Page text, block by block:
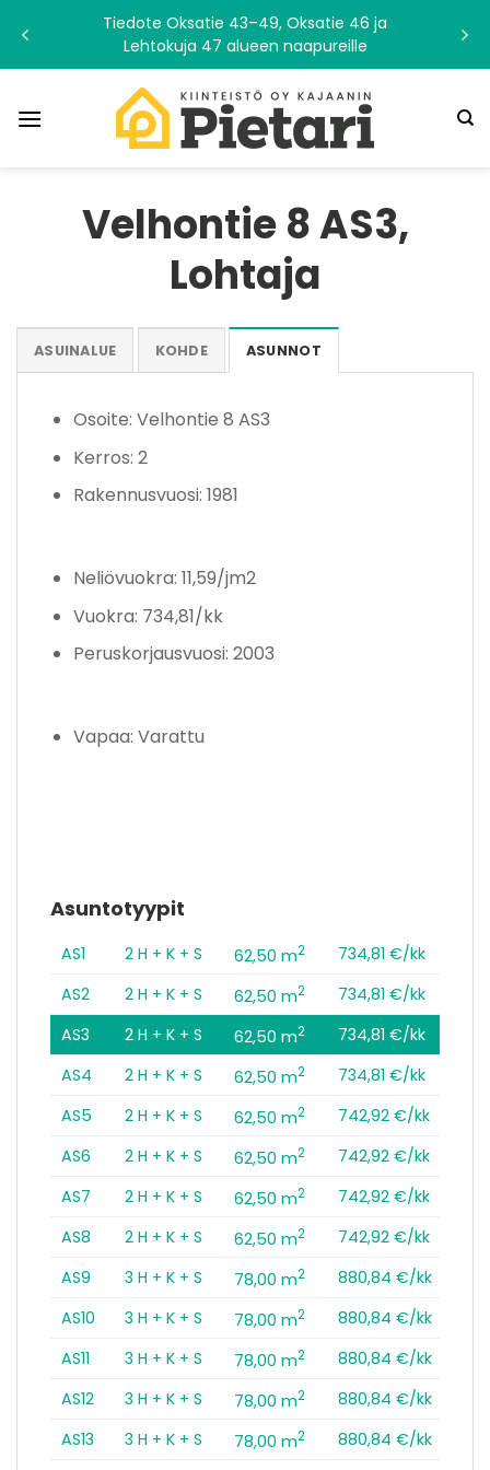
content
Tiedote Oksatie 43–49, Oksatie 46 ja
Lehtokuja 47 alueen naapureille
Velhontie 8 AS3,
Lohtaja
ASUINALUE KOHDE ASUNNOT
Asuntotyypit
AS1 2 H + K + S 62,50 m2
734,81 €/kk
AS2
2 H + K + S 62,50 m2
734,81 €/kk
AS3
2 H + K + S 62,50 m2
734,81 €/kk
AS4
2 H + K + S 62,50 m2
734,81 €/kk
AS5
2 H + K + S 62,50 m2
742,92 €/kk
AS6
2 H + K + S 62,50 m2
742,92 €/kk
AS7
2 H + K + S 62,50 m2
742,92 €/kk
AS8
2 H + K + S 62,50 m2
742,92 €/kk
AS9
3 H + K + S 78,00 m2
880,84 €/kk
AS10
3 H + K + S 78,00 m2
880,84 €/kk
AS11
3 H + K + S 78,00 m2
880,84 €/kk
AS12
3 H + K + S 78,00 m2
880,84 €/kk
AS13
3 H + K + S 78,00 m2 880,84 €/kk
Osoite: Velhontie 8 AS3
Kerros: 2
Rakennusvuosi: 1981
Neliövuokra: 11,59/jm2
Vuokra: 734,81/kk
Peruskorjausvuosi: 2003
Vapaa: Varattu